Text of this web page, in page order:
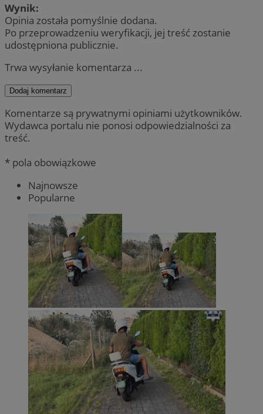
Wynik:
Opinia została pomyślnie dodana.
Po przeprowadzeniu weryfikacji, jej treść zostanie
udostępniona publicznie.
Trwa wysyłanie komentarza ...
Dodaj komentarz
Komentarze są prywatnymi opiniami użytkowników.
Wydawca portalu nie ponosi odpowiedzialności za
treść.
* pola obowiązkowe
Najnowsze
Popularne